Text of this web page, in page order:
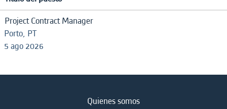
Project Contract Manager
Porto, PT
5 ago 2026
Quienes somos